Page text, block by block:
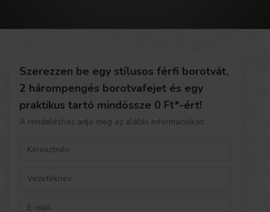
Szerezzen be egy stílusos férfi borotvát,
2 hárompengés borotvafejet és egy
praktikus tartó mindössze 0 Ft*-ért!
A rendeléshez adja meg az alábbi információkat: